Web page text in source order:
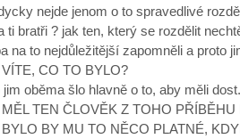
nejde jenom o to spravedlivé
ti bratři ? jak ten, který se rozdělit
na to nejdůležitější zapomněli a proto
VÍTE, CO TO BYLO?
jim oběma šlo hlavně o to, aby měli dost.
MĚL TEN ČLOVĚK Z TOHO PŘÍBĚHU
BYLO BY MU TO NĚCO PLATNÉ,